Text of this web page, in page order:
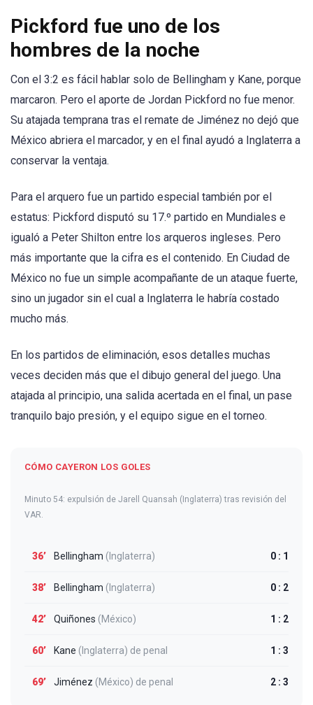
Pickford fue uno de los
hombres de la noche
Con el 3:2 es fácil hablar solo de Bellingham y Kane, porque
marcaron. Pero el aporte de Jordan Pickford no fue menor.
Su atajada temprana tras el remate de Jiménez no dejó que
México abriera el marcador, y en el final ayudó a Inglaterra a
conservar la ventaja.
Para el arquero fue un partido especial también por el
estatus: Pickford disputó su 17.º partido en Mundiales e
igualó a Peter Shilton entre los arqueros ingleses. Pero
más importante que la cifra es el contenido. En Ciudad de
México no fue un simple acompañante de un ataque fuerte,
sino un jugador sin el cual a Inglaterra le habría costado
mucho más.
En los partidos de eliminación, esos detalles muchas
veces deciden más que el dibujo general del juego. Una
atajada al principio, una salida acertada en el final, un pase
tranquilo bajo presión, y el equipo sigue en el torneo.
CÓMO CAYERON LOS GOLES
Minuto 54: expulsión de Jarell Quansah (Inglaterra) tras revisión del
VAR.
36’ Bellingham (Inglaterra) 0 : 1
38’ Bellingham (Inglaterra) 0 : 2
42’ Quiñones (México) 1 : 2
60’ Kane (Inglaterra) de penal 1 : 3
69’ Jiménez (México) de penal 2 : 3